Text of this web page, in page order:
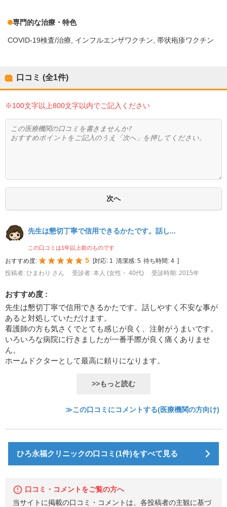
専門的な治療・特色
COVID-19検査/治療 インフルエンザワクチン 帯状疱疹ワクチン
口コミ (全1件)
※100文字以上800文字以内でご記入ください
先生は懇切丁寧で信用できるかたです。話し...
この口コミは1年以上前のものです
おすすめ度: 5 [対応: 1 清潔感: 5 待ち時間: 4 ]
投稿者: ひまわり さん
受診者: 本人 (女性・ 40代) 受診時期: 2015年
おすすめ度 :
先生は懇切丁寧で信用できるかたです。話しやすく不安な事が
あると対処していただけます。
看護師の方も気さくでとても感じが良く、注射がうまいです。
いろいろな病院に行きましたが一番手際が良く痛くありませ
ん。
ホームドクターとして最高に頼りになります。
>>もっと読む
≫この口コミにコメントする(医療機関の方向け)
ひろ永福クリニックの口コミ(1件)をすべて見る
口コミ・コメントをご覧の方へ
当サイトに掲載の口コミ・コメントは、各投稿者の主観に基づ